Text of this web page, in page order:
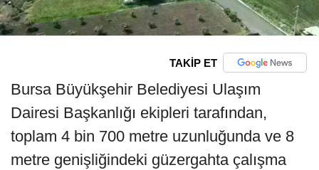
TAKİP ET
Bursa Büyükşehir Belediyesi Ulaşım
Dairesi Başkanlığı ekipleri tarafından,
toplam 4 bin 700 metre uzunluğunda ve 8
metre genişliğindeki güzergahta çalışma